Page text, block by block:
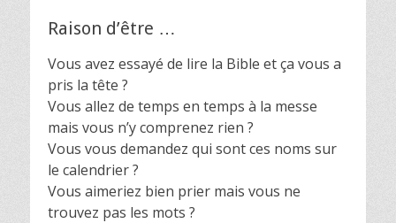
Raison d’être …
Vous avez essayé de lire la Bible et ça vous a
pris la tête ?
Vous allez de temps en temps à la messe
mais vous n’y comprenez rien ?
Vous vous demandez qui sont ces noms sur
le calendrier ?
Vous aimeriez bien prier mais vous ne
trouvez pas les mots ?